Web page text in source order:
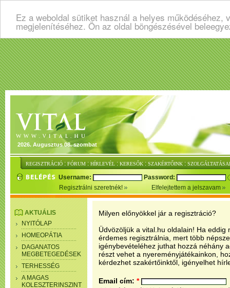
Ez a weboldal sütiket használ a helyes
megjelenítéséhez. Ön az oldal böngészésével
2026. Augusztus 08. szombat
REGISZTRÁCIÓ : FÓRUM : HÍRLEVÉL : KERESŐK : SZAKÉRTŐINK :
Username:
Password:
Regisztrálni szeretnék!
Elfelejtettem a jelszavam
AKTUÁLIS
NYITÓLAP
HOMEOPÁTIA
DAGANATOS
MEGBETEGEDÉSEK
TERHESSÉG
A MAGAS
KOLESZTERINSZINT
Milyen előnyökkel jár a regisztráció?
Üdvözöljük a vital.hu oldalain! Ha eddig
érdemes regisztrálnia, mert több
igénybevételéhez juthat hozzá néhány
részt vehet a nyereményjátékainkon,
kérdezhet szakértőinktől, igényelhet
Email cím: *